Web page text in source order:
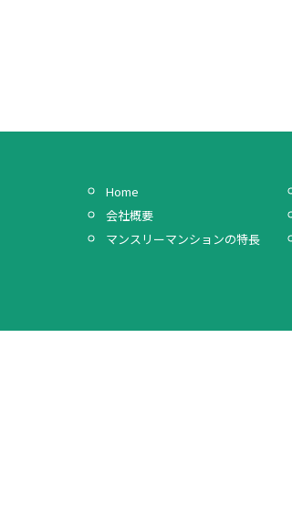
Home
会社概要
マンスリーマンションの特長